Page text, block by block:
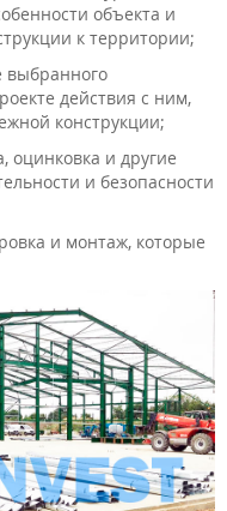
объекта и
к территории;
выбранного
действия с ним,
конструкции;
оцинковка и другие
и безопасности
и монтаж, которые